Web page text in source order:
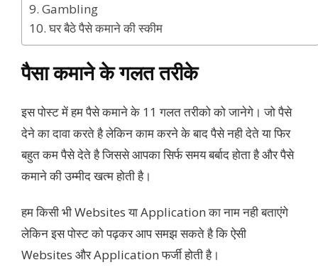
9. Gambling
10. घर बैठे पैसे कमाने की स्कीम
पैसा कमाने के गलत तरीके
इस पोस्ट में हम पैसे कमाने के 11 गलत तरीको को जानेगे। जो पैसे
देने का दावा करते है लेकिन काम करने के बाद पैसे नही देते या फिर
बहुत कम पैसे देते है जिससे आपका सिर्फ समय बर्बाद होता है और पैसे
कमाने की उम्मीद खत्म होती है।
हम किसी भी Websites या Application का नाम नही बताएंगे
लेकिन इस पोस्ट को पढ़कर आप समझ सकते है कि ऐसी
Websites और Application फर्जी होती है।